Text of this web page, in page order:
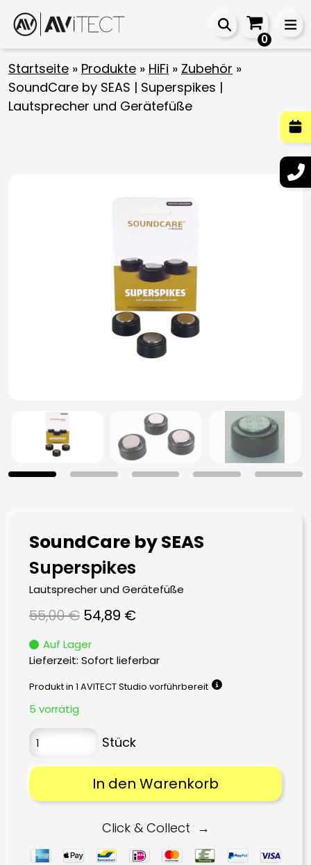
0
Startseite » Produkte » HiFi » Zubehör »
SoundCare by SEAS | Superspikes |
Lautsprecher und Gerätefüße
SoundCare by SEAS
Superspikes
Lautsprecher und Gerätefüße
55,00€ Ursprünglicher
war:
54,89 €Aktueller
ist:
Auf Lager
Lieferzeit: Sofort lieferbar
Produkt in 1 AVITECT Studio vorführbereit
5 vorrätig
In den Warenkorb
Click & Collect